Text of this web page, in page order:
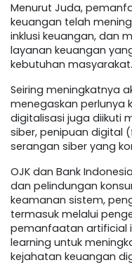
Menurut Juda,
keuangan telah
inklusi keuangan, dan
layanan keuangan
kebutuhan masyarakat.
Seiring meningkatnya
menegaskan perlunya
digitalisasi juga diikuti
siber, penipuan digital
serangan siber yang
OJK dan Bank
dan pelindungan
keamanan sistem,
termasuk melalui
pemanfaatan artificial
learning untuk
kejahatan keuangan